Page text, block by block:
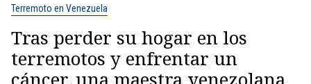
Terremoto en Venezuela
Tras perder su hogar en los
terremotos y enfrentar un